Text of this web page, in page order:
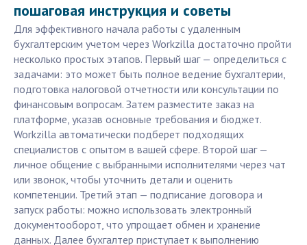
пошаговая инструкция и советы
Для эффективного начала работы с удаленным
бухгалтерским учетом через Workzilla достаточно пройти
несколько простых этапов. Первый шаг — определиться с
задачами: это может быть полное ведение бухгалтерии,
подготовка налоговой отчетности или консультации по
финансовым вопросам. Затем разместите заказ на
платформе, указав основные требования и бюджет.
Workzilla автоматически подберет подходящих
специалистов с опытом в вашей сфере. Второй шаг —
личное общение с выбранными исполнителями через чат
или звонок, чтобы уточнить детали и оценить
компетенции. Третий этап — подписание договора и
запуск работы: можно использовать электронный
документооборот, что упрощает обмен и хранение
данных. Далее бухгалтер приступает к выполнению